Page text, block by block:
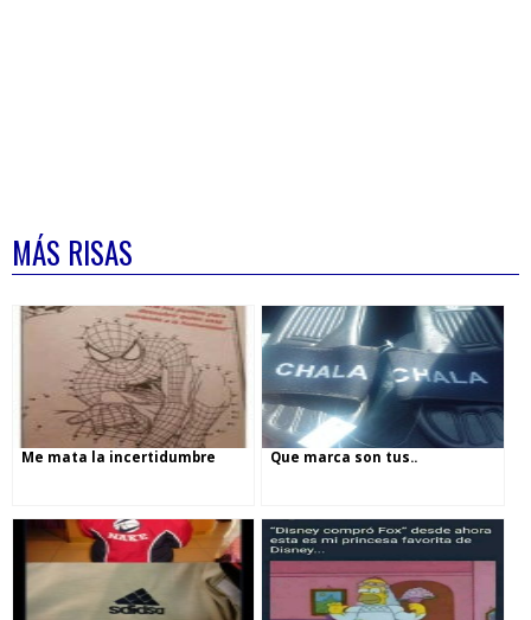
MÁS RISAS
Me mata la incertidumbre Que marca son tus..